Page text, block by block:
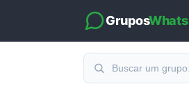
GruposWhats